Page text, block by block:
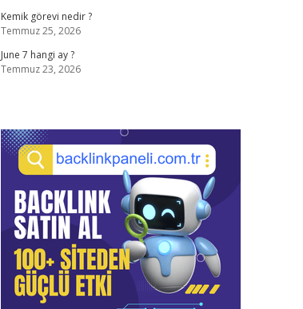
Kemik görevi nedir ?
Temmuz 25, 2026
June 7 hangi ay ?
Temmuz 23, 2026